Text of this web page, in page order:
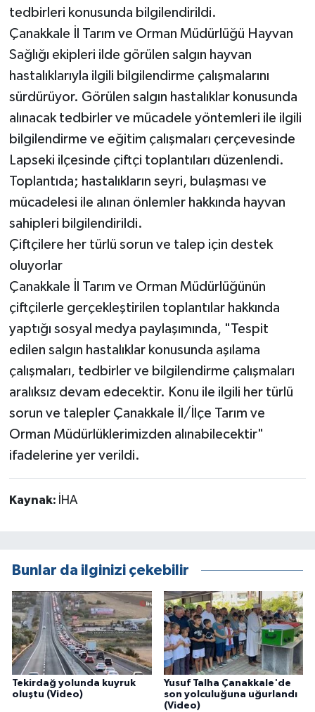
tedbirleri konusunda bilgilendirildi.
Çanakkale İl Tarım ve Orman Müdürlüğü Hayvan
Sağlığı ekipleri ilde görülen salgın hayvan
hastalıklarıyla ilgili bilgilendirme çalışmalarını
sürdürüyor. Görülen salgın hastalıklar konusunda
alınacak tedbirler ve mücadele yöntemleri ile ilgili
bilgilendirme ve eğitim çalışmaları çerçevesinde
Lapseki ilçesinde çiftçi toplantıları düzenlendi.
Toplantıda; hastalıkların seyri, bulaşması ve
mücadelesi ile alınan önlemler hakkında hayvan
sahipleri bilgilendirildi.
Çiftçilere her türlü sorun ve talep için destek
oluyorlar
Çanakkale İl Tarım ve Orman Müdürlüğünün
çiftçilerle gerçekleştirilen toplantılar hakkında
yaptığı sosyal medya paylaşımında, "Tespit
edilen salgın hastalıklar konusunda aşılama
çalışmaları, tedbirler ve bilgilendirme çalışmaları
aralıksız devam edecektir. Konu ile ilgili her türlü
sorun ve talepler Çanakkale İl/İlçe Tarım ve
Orman Müdürlüklerimizden alınabilecektir"
ifadelerine yer verildi.
Kaynak: İHA
Bunlar da ilginizi çekebilir
Tekirdağ yolunda kuyruk
oluştu (Video)
Yusuf Talha Çanakkale'de
son yolculuğuna uğurlandı
(Video)